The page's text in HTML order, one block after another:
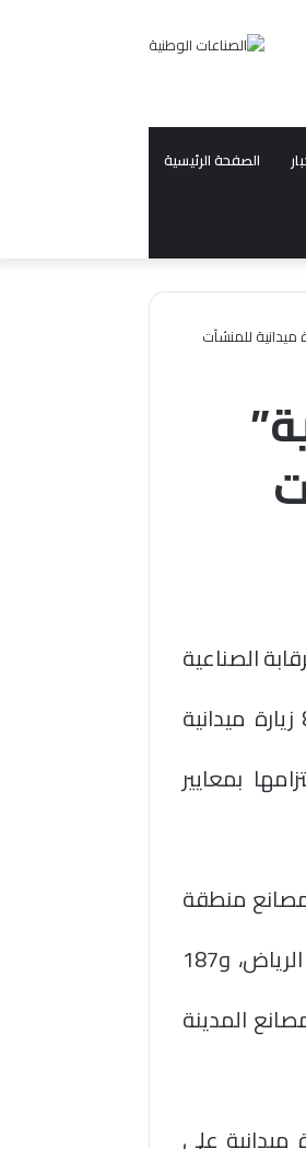
الصفحة الرئيسية
والثروة المعدنية” تُنفّذ 880 زيارة ميدانية للمنشآت
الصناعية
جهود المتابعة والإشراف على المصانع في المملكة، منفّذة 880 زيارة ميدانية
بمعايير
مصانع منطقة
مكة المكرمة بلغت 316 زيارة، فيما نُفّذت 279 زيارة على مصانع الرياض، و187
47 زيارة ميدانية لمصانع المدينة
زيارة على مصانع منطقة القصيم، و14 زيارة ميدانية على